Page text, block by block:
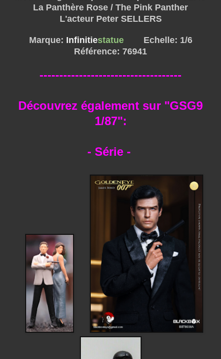
La Panthère Rose / The Pink Panther
L'acteur Peter SELLERS
Marque: Infinitiestatue
Echelle: 1/6
Référence: 76941
------------------------------------
Découvrez également sur "GSG9
1/87":
- Série -